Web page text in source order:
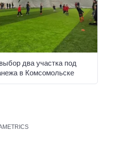
два участка под
в Комсомольске